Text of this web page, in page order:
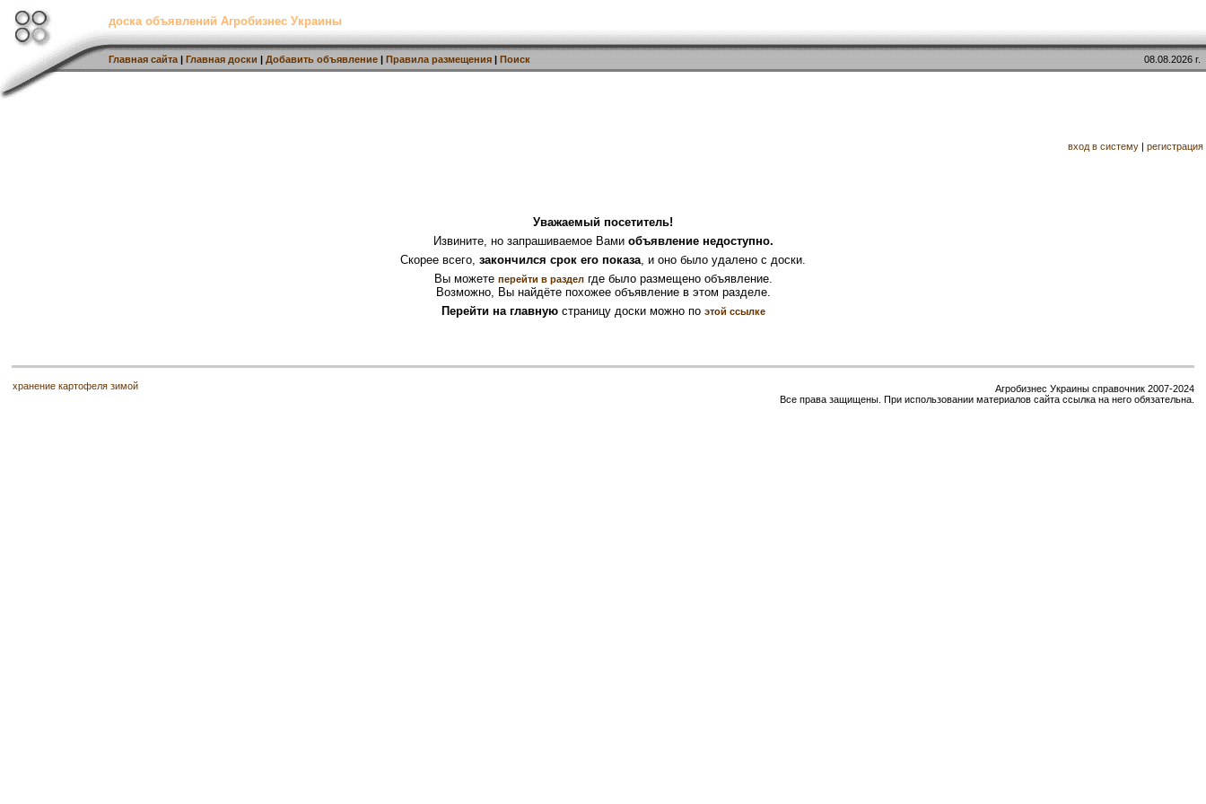
доска объявлений Агробизнес Украины
Главная сайта | Главная доски | Добавить объявление | Правила размещения | Поиск 08.08.2026 г.
вход в систему | регистрация
Уважаемый посетитель!
Извините, но запрашиваемое Вами объявление недоступно.
Скорее всего, закончился срок его показа, и оно было удалено с доски.
Вы можете перейти в разделгде было размещено объявление.
Возможно, Вы найдёте похожее объявление в этом разделе.
Перейти на главнуюстраницу доски можно по этой ссылке
хранение картофеля зимой
Агробизнес Украины справочник 2007-2024
Все права защищены. При использовании материалов сайта ссылка на него обязательна.